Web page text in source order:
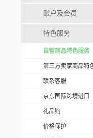
账户及会员
特色服务
自营商品特色服务
第三方卖家商品特
联系客服
京东国际跨境进口
礼品购
价格保护